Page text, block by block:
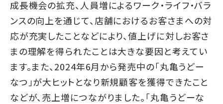
成長機会の拡充、人員増によるワーク・ライフ・バラ
ンスの向上を通じて、店舗におけるお客さまへの対
応が充実したことなどにより、値上げに対しお客さ
まの理解を得られたことは大きな要因と考えてい
ます。また、2024年6月から発売中の「丸亀うどー
なつ」が大ヒットとなり新規顧客を獲得できたこと
などが、売上増につながりました。「丸亀うどーな